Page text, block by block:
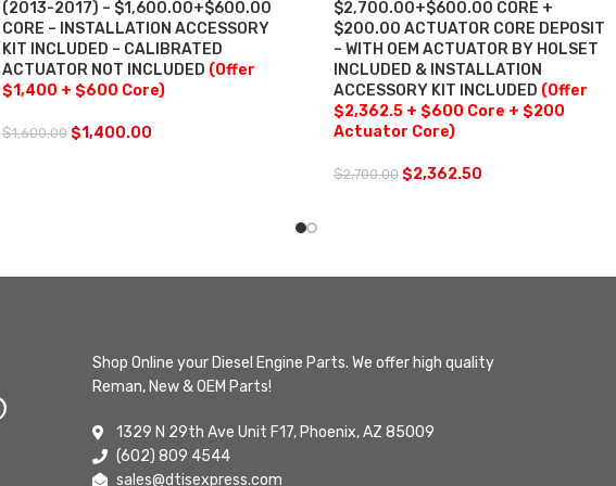
(2013-2017) – $1,600.00+$600.00
CORE – INSTALLATION ACCESSORY
KIT INCLUDED – CALIBRATED
ACTUATOR NOT INCLUDED (Offer
$1,400 + $600 Core)
$1,600.00 $1,400.00
$2,700.00+$600.00 CORE +
$200.00 ACTUATOR CORE DEPOSIT
– WITH OEM ACTUATOR BY HOLSET
INCLUDED & INSTALLATION
ACCESSORY KIT INCLUDED (Offer
$2,362.5 + $600 Core + $200
Actuator Core)
$2,700.00 $2,362.50
Shop Online your Diesel Engine Parts. We offer high quality
Reman, New & OEM Parts!
1329 N 29th Ave Unit F17, Phoenix, AZ 85009
(602) 809 4544
sales@dtisexpress.com